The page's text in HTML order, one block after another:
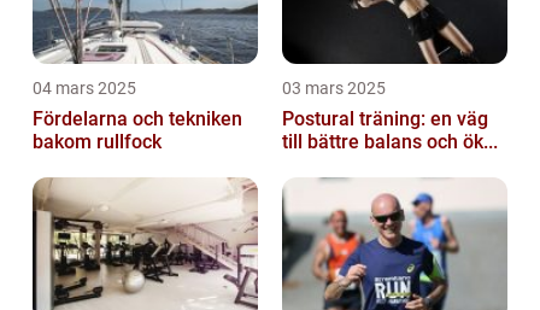
04 mars 2025
Fördelarna och tekniken
bakom rullfock
03 mars 2025
Postural träning: en väg
till bättre balans och ök...